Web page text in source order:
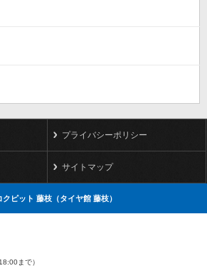
プライバシーポリシー
サイトマップ
クピット 藤枝（タイヤ館 藤枝）
まで）